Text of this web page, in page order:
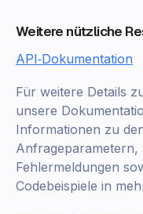
Weitere nützliche
API‑Dokumentation
Für weitere Details
unsere
Informationen zu
Anfrageparametern,
Fehlermeldungen
Codebeispiele in